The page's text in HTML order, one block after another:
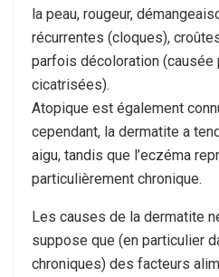
la peau, rougeur,
récurrentes (cloques),
parfois décoloration (causée
cicatrisées).
Atopique est également
cependant, la dermatite a
aigu, tandis que l’eczéma
particulièrement chronique.
Les causes de la dermatite
suppose que (en particulier
chroniques) des facteurs